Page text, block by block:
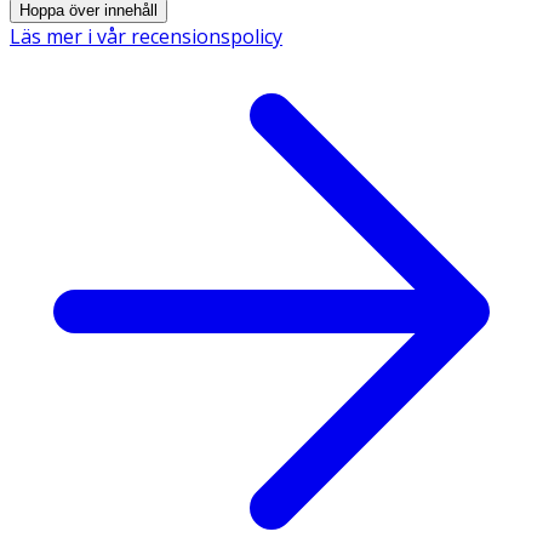
Hoppa över innehåll
Läs mer i vår recensionspolicy